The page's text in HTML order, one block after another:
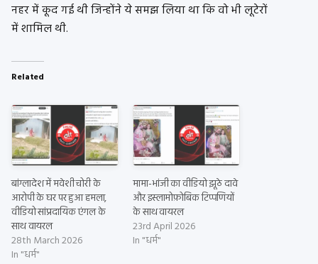
नहर में कूद गई थी जिन्होंने ये समझ लिया था कि वो भी लूटेरों
में शामिल थी.
Related
बांग्लादेश में मवेशी चोरी के
आरोपी के घर पर हुआ हमला,
वीडियो सांप्रदायिक एंगल के
साथ वायरल
28th March 2026
In "धर्म"
मामा-भांजी का वीडियो झूठे दावे
और इस्लामोफ़ोबिक टिप्पणियों
के साथ वायरल
23rd April 2026
In "धर्म"